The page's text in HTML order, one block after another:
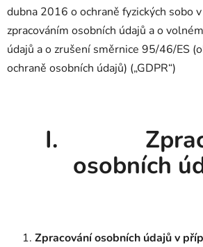
dubna 2016 o ochraně fyzických sobo
zpracováním osobních údajů a o
údajů a o zrušení směrnice 95/46/ES
ochraně osobních údajů) („GDPR“)
I.
osobních
Zpracování osobních údajů v